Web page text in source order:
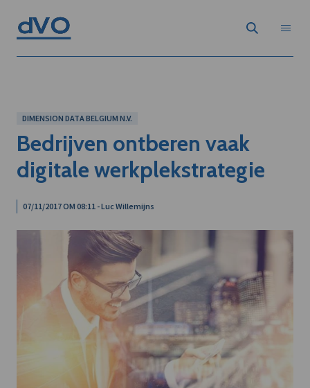
DIMENSION DATA BELGIUM N.V.
Bedrijven ontberen vaak
digitale werkplekstrategie
07/11/2017 OM 08:11 - Luc Willemijns